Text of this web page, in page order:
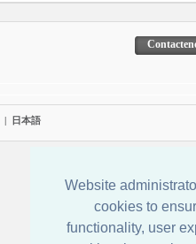
Website
cookies to
functionality, user
| 日本語